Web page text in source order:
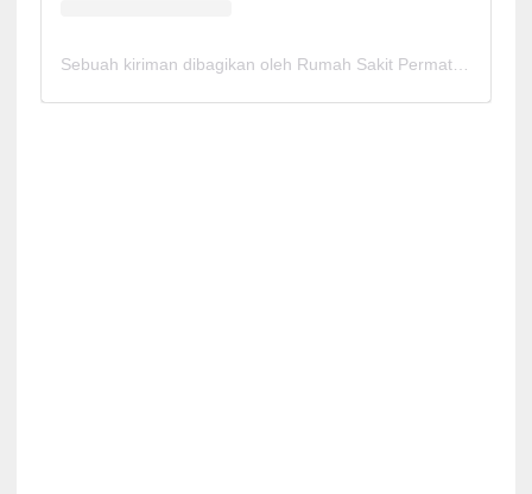
Sebuah kiriman dibagikan oleh Rumah Sakit Permata Cirebon (@rspermatacirebon)